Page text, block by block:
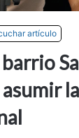
artículo